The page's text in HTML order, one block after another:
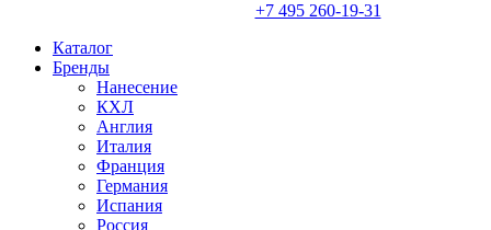
+7 495 260-19-31
Каталог
Бренды
Нанесение
КХЛ
Англия
Италия
Франция
Германия
Испания
Россия